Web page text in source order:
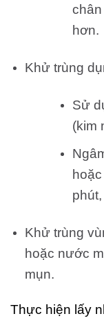
hơn.
Khử trùng
Sử
(kim
Khử trùng
hoặc nước
mụn.
Thực hiện lấy